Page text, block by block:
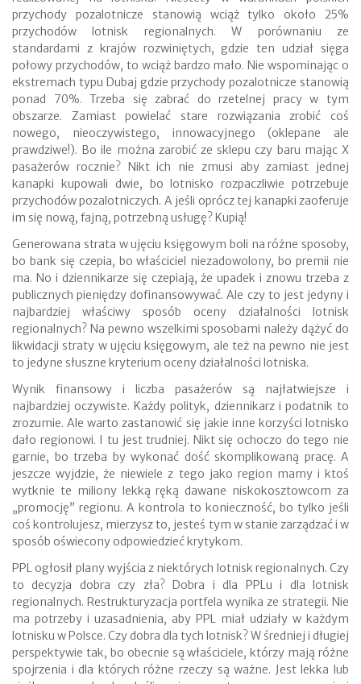
przychody pozalotnicze stanowią wciąż tylko około 25%
przychodów lotnisk regionalnych. W porównaniu ze
standardami z krajów rozwiniętych, gdzie ten udział sięga
połowy przychodów, to wciąż bardzo mało. Nie wspominając o
ekstremach typu Dubaj gdzie przychody pozalotnicze stanowią
ponad 70%. Trzeba się zabrać do rzetelnej pracy w tym
obszarze. Zamiast powielać stare rozwiązania zrobić coś
nowego, nieoczywistego, innowacyjnego (oklepane ale
prawdziwe!). Bo ile można zarobić ze sklepu czy baru mając X
pasażerów rocznie? Nikt ich nie zmusi aby zamiast jednej
kanapki kupowali dwie, bo lotnisko rozpaczliwie potrzebuje
przychodów pozalotniczych. A jeśli oprócz tej kanapki zaoferuje
im się nową, fajną, potrzebną usługę? Kupią!
Generowana strata w ujęciu księgowym boli na różne sposoby,
bo bank się czepia, bo właściciel niezadowolony, bo premii nie
ma. No i dziennikarze się czepiają, że upadek i znowu trzeba z
publicznych pieniędzy dofinansowywać. Ale czy to jest jedyny i
najbardziej właściwy sposób oceny działalności lotnisk
regionalnych? Na pewno wszelkimi sposobami należy dążyć do
likwidacji straty w ujęciu księgowym, ale też na pewno nie jest
to jedyne słuszne kryterium oceny działalności lotniska.
Wynik finansowy i liczba pasażerów są najłatwiejsze i
najbardziej oczywiste. Każdy polityk, dziennikarz i podatnik to
zrozumie. Ale warto zastanowić się jakie inne korzyści lotnisko
dało regionowi. I tu jest trudniej. Nikt się ochoczo do tego nie
garnie, bo trzeba by wykonać dość skomplikowaną pracę. A
jeszcze wyjdzie, że niewiele z tego jako region mamy i ktoś
wytknie te miliony lekką ręką dawane niskokosztowcom za
„promocję” regionu. A kontrola to konieczność, bo tylko jeśli
coś kontrolujesz, mierzysz to, jesteś tym w stanie zarządzać i w
sposób oświecony odpowiedzieć krytykom.
PPL ogłosił plany wyjścia z niektórych lotnisk regionalnych. Czy
to decyzja dobra czy zła? Dobra i dla PPLu i dla lotnisk
regionalnych. Restrukturyzacja portfela wynika ze strategii. Nie
ma potrzeby i uzasadnienia, aby PPL miał udziały w każdym
lotnisku w Polsce. Czy dobra dla tych lotnisk? W średniej i długiej
perspektywie tak, bo obecnie są właściciele, którzy mają różne
spojrzenia i dla których różne rzeczy są ważne. Jest lekka lub